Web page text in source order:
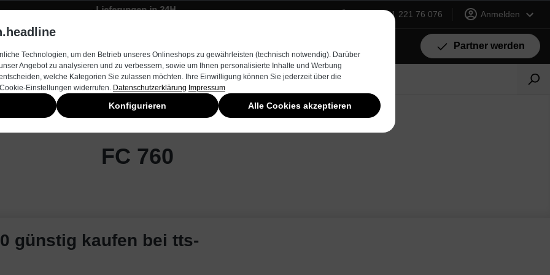
Lieferungen in 24H +49 (0) 231 221 76 076 Anmelden
Partner werden
FC 760
günstig kaufen bei tts-
Technologien, um den Betrieb unseres Onlineshops zu gewährleisten (technisch notwendig). Darüber
Angebot zu analysieren und zu verbessern, sowie um Ihnen personalisierte Inhalte und Werbung
welche Kategorien Sie zulassen möchten. Ihre Einwilligung können Sie jederzeit über die
Einstellungen widerrufen. Datenschutzerklärung Impressum
Konfigurieren Alle Cookies akzeptieren